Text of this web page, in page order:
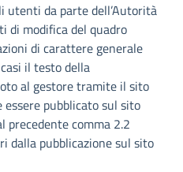
utenti da parte dell’Autorità
modifica del quadro
di carattere generale
il testo della
al gestore tramite il sito
pubblicato sul sito
comma 2.2
dalla pubblicazione sul sito